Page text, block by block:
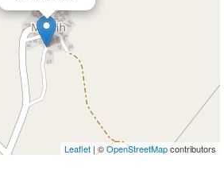
Leaflet | ©OpenStreetMapcontributors